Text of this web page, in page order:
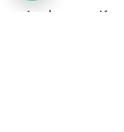
Implementación